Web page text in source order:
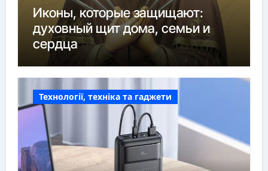
Иконы, которые защищают:
духовный щит дома, семьи и
сердца
Технології, техніка та гаджети